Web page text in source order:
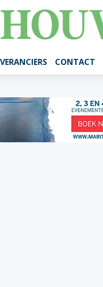
CONTACT